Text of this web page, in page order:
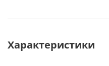
Характеристики